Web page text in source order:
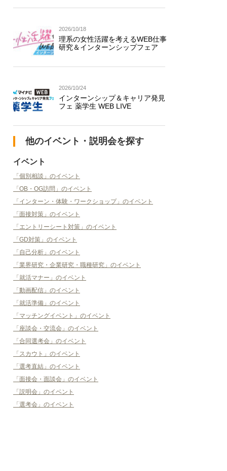
2026/10/18
理系の女性活躍を考えるWEB仕事
研究＆インターンシップフェア
2026/10/24
インターンシップ＆キャリア発見
フェ 薬学生 WEB LIVE
他のイベント・説明会を探す
イベント
「個別相談」のイベント
「OB・OG訪問」のイベント
「インターン・体験・ワークショップ」のイベント
「面接対策」のイベント
「エントリーシート対策」のイベント
「GD対策」のイベント
「自己分析」のイベント
「業界研究・企業研究・職種研究」のイベント
「就活マナー」のイベント
「動画配信」のイベント
「就活準備」のイベント
「マッチングイベント」のイベント
「座談会・交流会」のイベント
「合同選考会」のイベント
「スカウト」のイベント
「選考直結」のイベント
「面接会・面談会」のイベント
「説明会」のイベント
「選考会」のイベント